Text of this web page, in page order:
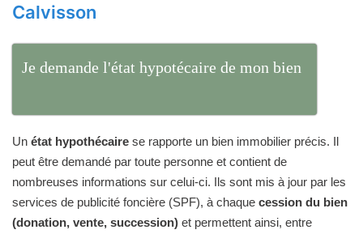
Calvisson
Je demande l'état hypotécaire de mon bien
Un état hypothécaire se rapporte un bien immobilier précis. Il
peut être demandé par toute personne et contient de
nombreuses informations sur celui-ci. Ils sont mis à jour par les
services de publicité foncière (SPF), à chaque cession du bien
(donation, vente, succession) et permettent ainsi, entre